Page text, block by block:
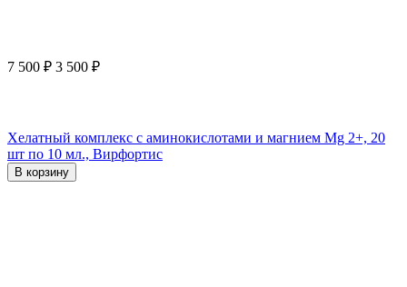
7 500 ₽ 3 500 ₽
Хелатный комплекс с аминокислотами и магнием Mg 2+, 20
шт по 10 мл., Вирфортис
В корзину